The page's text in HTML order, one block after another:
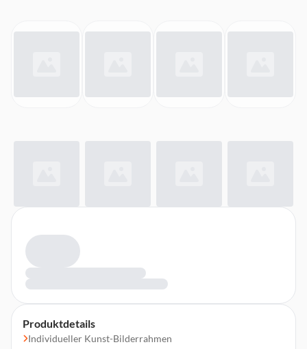
Produktdetails
Individueller Kunst-Bilderrahmen